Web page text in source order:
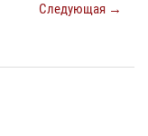
Следующая →